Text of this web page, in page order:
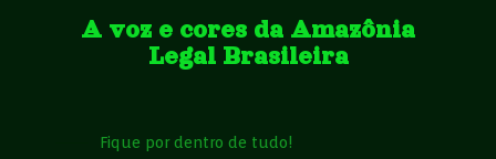
A voz e cores da Amazônia
Legal Brasileira
Fique por dentro de tudo!